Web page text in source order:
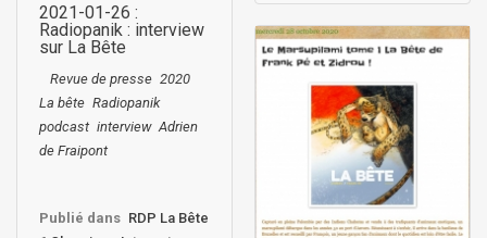
2021-01-26 :
Radiopanik : interview
sur La Bête
Revue de presse 2020
La bête Radiopanik
podcast interview Adrien
de Fraipont
Publié dans RDP La Bête